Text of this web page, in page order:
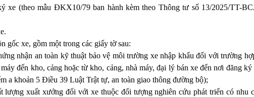
xe (theo mẫu ĐKX10/79 ban hành kèm theo Thông tư số 13/2025/TT-
gốc xe, gồm một trong các giấy tờ sau:
nhận an toàn kỹ thuật bảo vệ môi trường xe nhập khẩu đối với trường
đến kho, cảng hoặc từ kho, cảng, nhà máy, đại lý bán xe đến nơi đăng
a khoản 5 Điều 39 Luật Trật tự, an toàn giao thông đường bộ);
lượng xuất xưởng đối với xe thuộc đối tượng nghiên cứu phát triển có nhu